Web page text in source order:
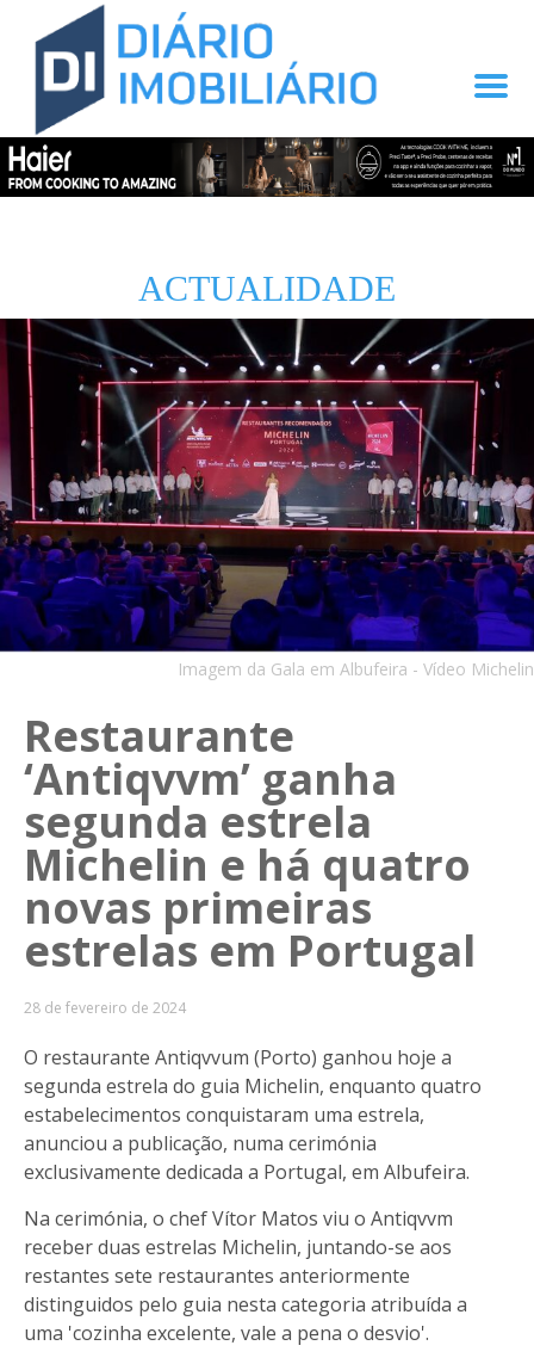
ACTUALIDADE
Imagem da Gala em Albufeira - Vídeo Michelin
Restaurante
‘Antiqvvm’ ganha
segunda estrela
Michelin e há quatro
novas primeiras
estrelas em Portugal
28 de fevereiro de 2024
O restaurante Antiqvvum (Porto) ganhou hoje a
segunda estrela do guia Michelin, enquanto quatro
estabelecimentos conquistaram uma estrela,
anunciou a publicação, numa cerimónia
exclusivamente dedicada a Portugal, em Albufeira.
Na cerimónia, o chef Vítor Matos viu o Antiqvvm
receber duas estrelas Michelin, juntando-se aos
restantes sete restaurantes anteriormente
distinguidos pelo guia nesta categoria atribuída a
uma 'cozinha excelente, vale a pena o desvio'.